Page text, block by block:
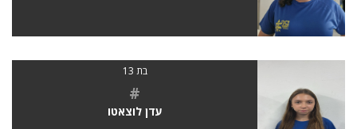
בת 13
#
עדן לוצאטו